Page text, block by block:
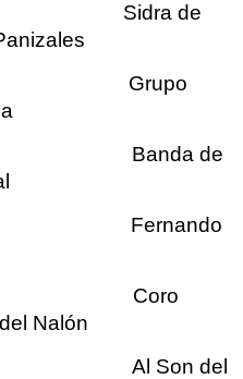
Sidra de
Grupo
de
Fernando
Coro
Nalón
Al Son del